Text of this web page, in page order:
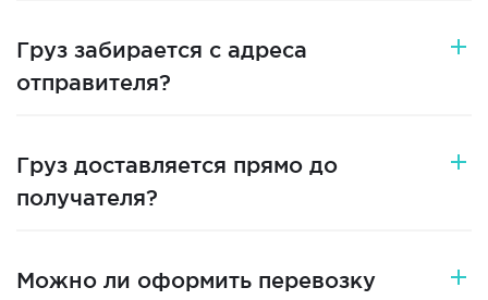
Груз забирается с адреса
отправителя?
Груз доставляется прямо до
получателя?
Можно ли оформить перевозку